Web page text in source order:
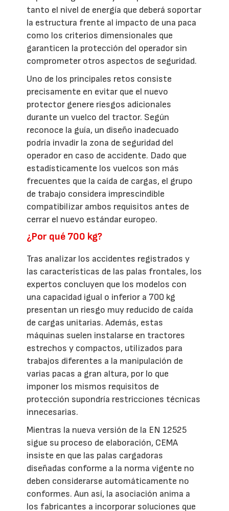
tanto el nivel de energía que deberá soportar
la estructura frente al impacto de una paca
como los criterios dimensionales que
garanticen la protección del operador sin
comprometer otros aspectos de seguridad.
Uno de los principales retos consiste
precisamente en evitar que el nuevo
protector genere riesgos adicionales
durante un vuelco del tractor. Según
reconoce la guía, un diseño inadecuado
podría invadir la zona de seguridad del
operador en caso de accidente. Dado que
estadísticamente los vuelcos son más
frecuentes que la caída de cargas, el grupo
de trabajo considera imprescindible
compatibilizar ambos requisitos antes de
cerrar el nuevo estándar europeo.
¿Por qué 700 kg?
Tras analizar los accidentes registrados y
las características de las palas frontales, los
expertos concluyen que los modelos con
una capacidad igual o inferior a 700 kg
presentan un riesgo muy reducido de caída
de cargas unitarias. Además, estas
máquinas suelen instalarse en tractores
estrechos y compactos, utilizados para
trabajos diferentes a la manipulación de
varias pacas a gran altura, por lo que
imponer los mismos requisitos de
protección supondría restricciones técnicas
innecesarias.
Mientras la nueva versión de la EN 12525
sigue su proceso de elaboración, CEMA
insiste en que las palas cargadoras
diseñadas conforme a la norma vigente no
deben considerarse automáticamente no
conformes. Aun así, la asociación anima a
los fabricantes a incorporar soluciones que